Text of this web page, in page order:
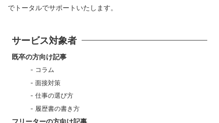
でトータルでサポートいたします。
サービス対象者
既卒の方向け記事
コラム
面接対策
仕事の選び方
履歴書の書き方
フリーターの方向け記事